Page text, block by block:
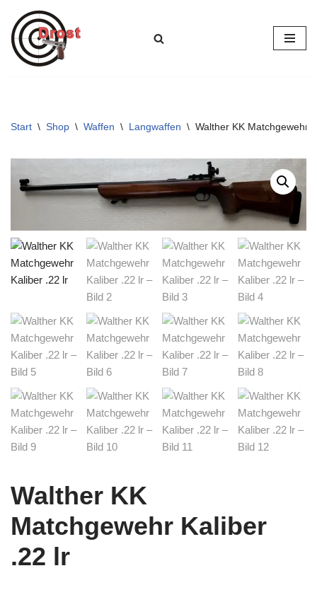
Zum
Inhalt
Start \ Shop \ Waffen \ Langwaffen \ Walther KK Matchgewehr
Walther KK
Matchgewehr Kaliber
.22 lr